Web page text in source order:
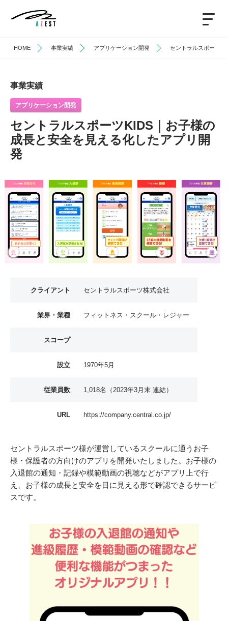
HOME 事業実績 アプリケーション開発 セントラルスポーツ
事業実績
アプリケーション開発
セントラルスポーツKIDS｜お子様の
成長と安全を見える化したアプリ開
発
クライアント セントラルスポーツ株式会社
業界・業種 フィットネス・スクール・レジャー
スコープ
設立 1970年5月
従業員数 1,018名（2023年3月末 連結）
URL https://company.central.co.jp/
セントラルスポーツ様が運営しているスクールに通うお子
様・保護者の方向けのアプリを開発いたしました。お子様の
入退館の通知・記録や模範動画の視聴などがアプリ上で行
え、お子様の成長と安全を目に見える形で確認できるサービ
スです。